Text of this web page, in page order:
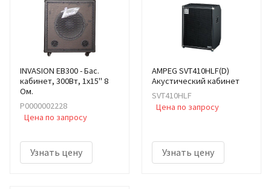
INVASION EB300 - Бас.
кабинет, 300Вт, 1х15" 8
Ом.
Р0000002228
Цена по запросу
Узнать цену
AMPEG SVT410HLF(D)
Акустический кабинет
SVT410HLF
Цена по запросу
Узнать цену